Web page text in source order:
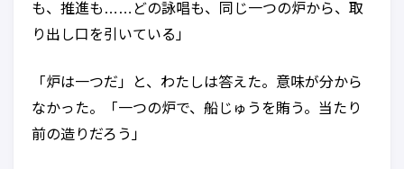
も、推進も……どの詠唱も、同じ一つの炉から、取
り出し口を引いている」
「炉は一つだ」と、わたしは答えた。意味が分から
なかった。「一つの炉で、船じゅうを賄う。当たり
前の造りだろう」